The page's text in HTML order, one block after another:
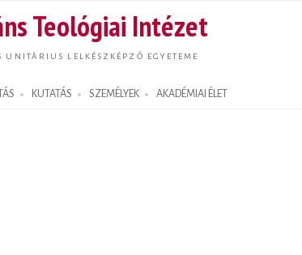
tartalomra
Teológiai Intézet
UNITÁRIUS LELKÉSZKÉPZŐ EGYETEME
KUTATÁS SZEMÉLYEK AKADÉMIAI ÉLET